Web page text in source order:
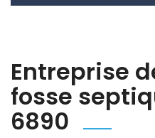
Entreprise
fosse
6890